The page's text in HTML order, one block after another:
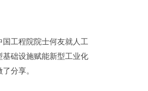
工程院院士何友就人工
础设施赋能新型工业化
分享。